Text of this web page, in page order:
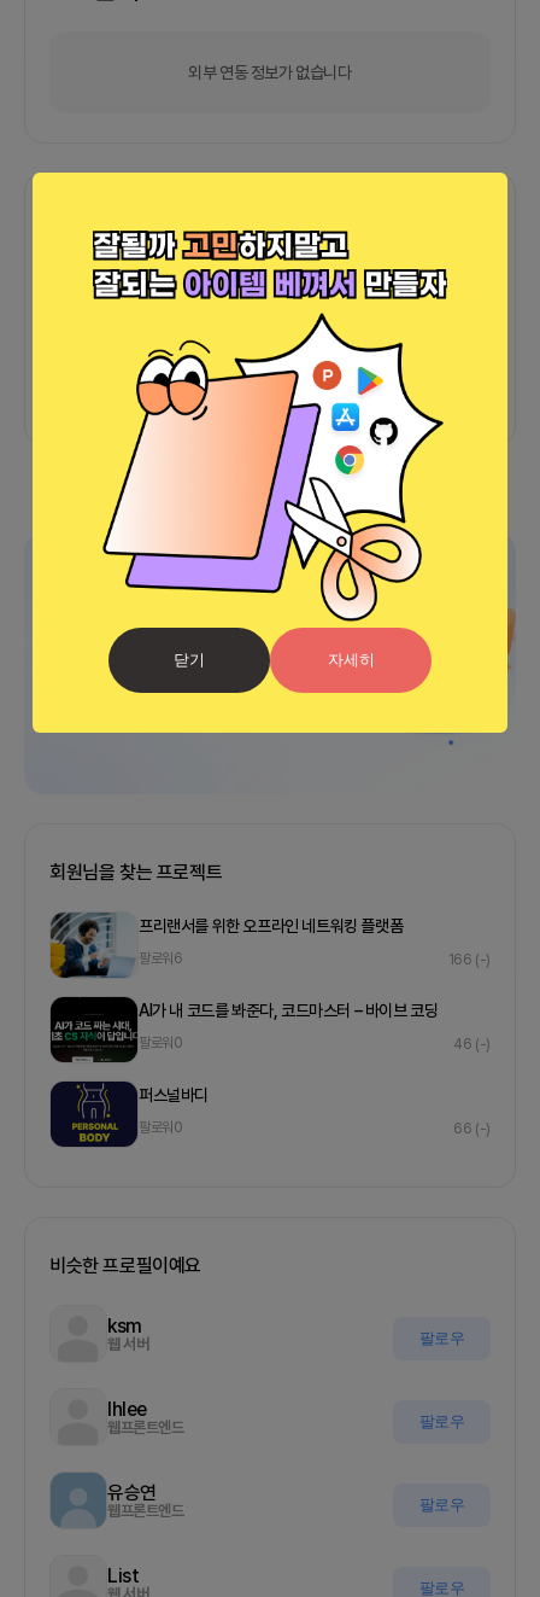
닫기 자세히
외부 연동 정보가 없습니다
커피챗 0 프로젝트 0 프로챗 0
아직 후기가 도착하지 않았습니다
회원님을 찾는 프로젝트
프리랜서를 위한 오프라인 네트워킹 플랫폼
팔로워 6 166 (-)
AI가 내 코드를 봐준다, 코드마스터 – 바이브 코딩
팔로워 0 46 (-)
퍼스널바디
팔로워 0 66 (-)
비슷한 프로필이예요
ksm
웹 서버 팔로우
Ihlee
웹프론트엔드 팔로우
유승연
웹프론트엔드 팔로우
List
팔로우